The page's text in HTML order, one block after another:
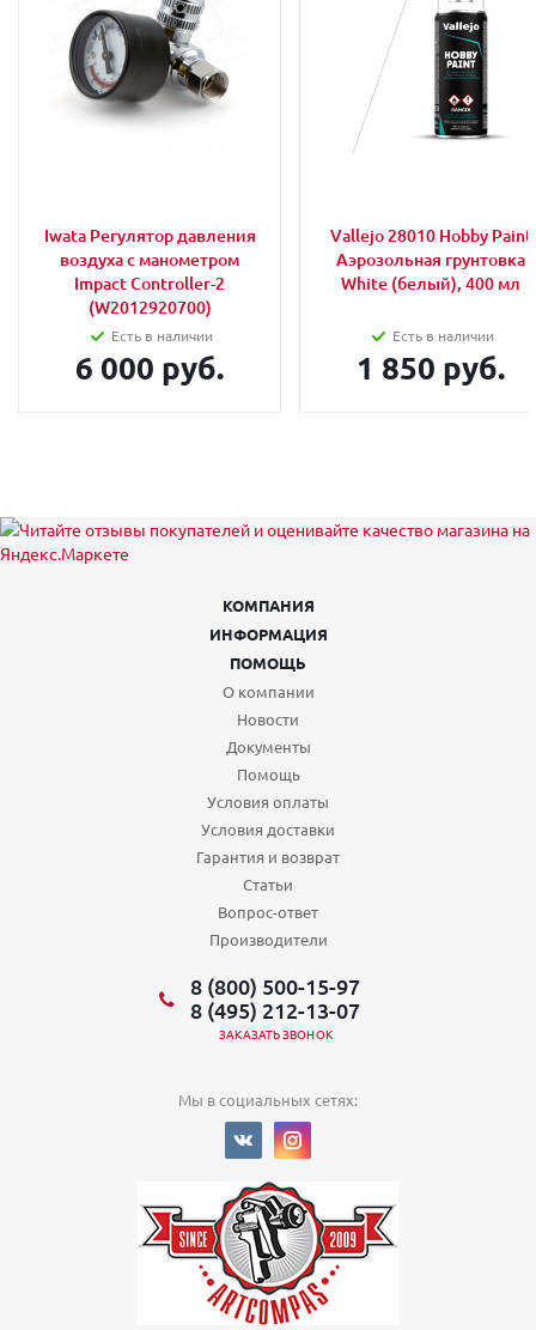
Iwata Регулятор давления
воздуха с манометром
Impact Controller-2
(W2012920700)
Есть в наличии
6 000 руб.
Vallejo 28010 Hobby Paint
Аэрозольная грунтовка
White (белый), 400 мл
Есть в наличии
1 850 руб.
КОМПАНИЯ
ИНФОРМАЦИЯ
ПОМОЩЬ
О компании
Новости
Документы
Помощь
Условия оплаты
Условия доставки
Гарантия и возврат
Статьи
Вопрос-ответ
Производители
8 (800) 500-15-97
8 (495) 212-13-07
ЗАКАЗАТЬ ЗВОНОК
Мы в социальных сетях: